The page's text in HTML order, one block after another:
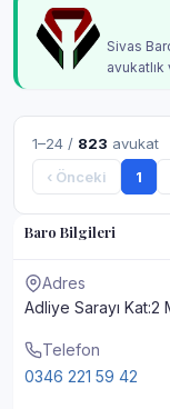
Baro Bilgileri
Adres
Adliye Sarayı Kat:2
Telefon
0346 221 59 42
Sivas
1–24 / 823 avukat
‹ Önceki
1